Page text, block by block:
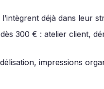
déjà dans leur
300 € : atelier client,
impressions